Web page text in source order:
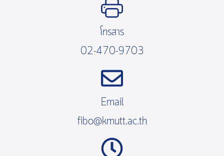
โทรสาร
02-470-9703
Email
fibo@kmutt.ac.th